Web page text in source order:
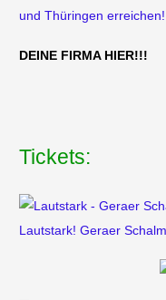
DEINE FIRMA HIER!!!
Tickets:
Lautstark! Geraer